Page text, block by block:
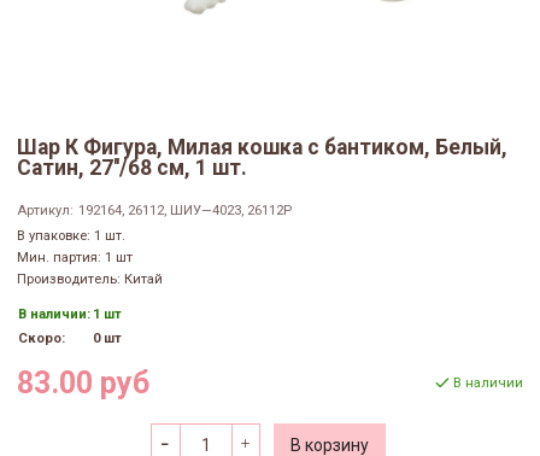
Шар К Фигура, Милая кошка с бантиком, Белый,
Сатин, 27''/68 см, 1 шт.
Артикул: 192164, 26112, ШИУ—4023, 26112P
В упаковке: 1 шт.
Мин. партия: 1 шт
Производитель: Китай
В наличии: 1 шт
Скоро:
0 шт
83.00 руб В наличии
В корзину